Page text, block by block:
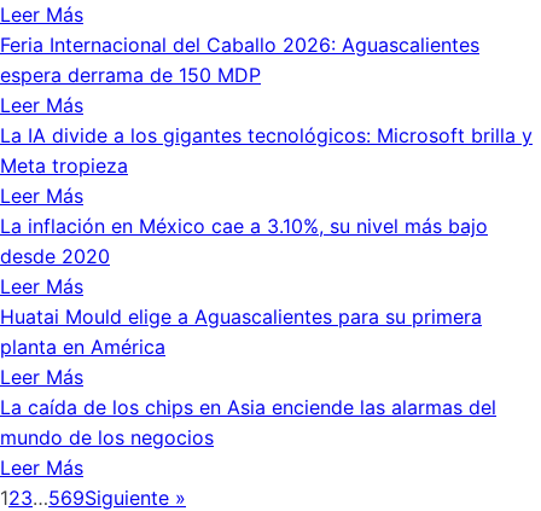
Leer Más
Feria Internacional del Caballo 2026: Aguascalientes
espera derrama de 150 MDP
Leer Más
La IA divide a los gigantes tecnológicos: Microsoft brilla y
Meta tropieza
Leer Más
La inflación en México cae a 3.10%, su nivel más bajo
desde 2020
Leer Más
Huatai Mould elige a Aguascalientes para su primera
planta en América
Leer Más
La caída de los chips en Asia enciende las alarmas del
mundo de los negocios
Leer Más
123…569Siguiente »